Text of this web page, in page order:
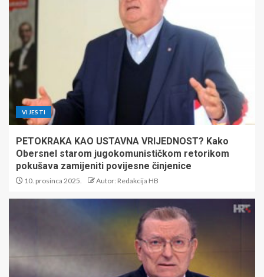
VIJESTI
PETOKRAKA KAO USTAVNA VRIJEDNOST? Kako
Obersnel starom jugokomunističkom retorikom
pokušava zamijeniti povijesne činjenice
10. prosinca 2025. Autor: Redakcija HB